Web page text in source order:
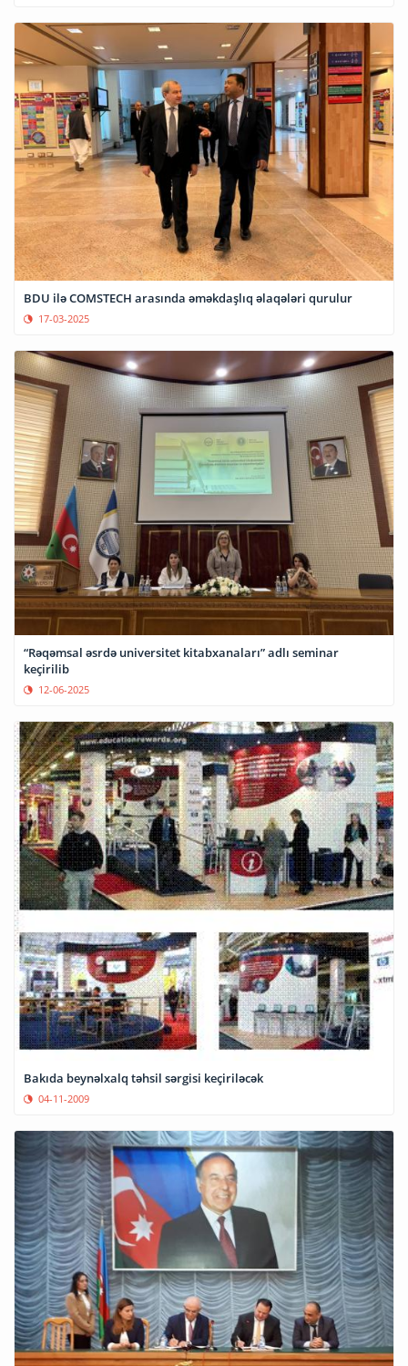
BDU ilə COMSTECH arasında əməkdaşlıq əlaqələri qurulur
17-03-2025
“Rəqəmsal əsrdə universitet kitabxanaları” adlı seminar
keçirilib
12-06-2025
Bakıda beynəlxalq təhsil sərgisi keçiriləcək
04-11-2009